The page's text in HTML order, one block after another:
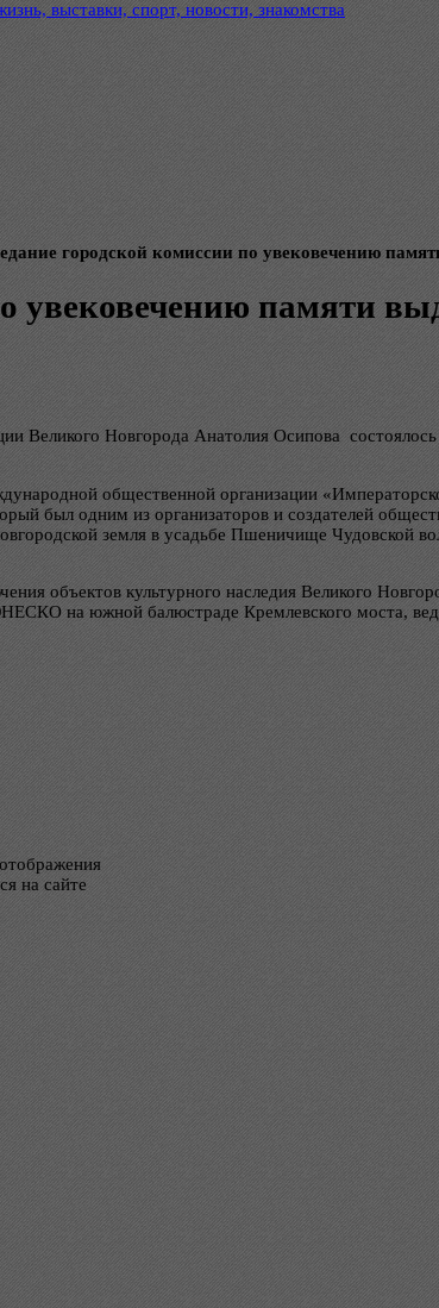
выставки, спорт, новости, знакомства
городской комиссии по увековечению
увековечению памяти
Великого Новгорода Анатолия Осипова
общественной организации
был одним из организаторов и создателей
земля в усадьбе Пшеничище Чудовской
объектов культурного наследия Великого
на южной балюстраде Кремлевского моста,
на сайте